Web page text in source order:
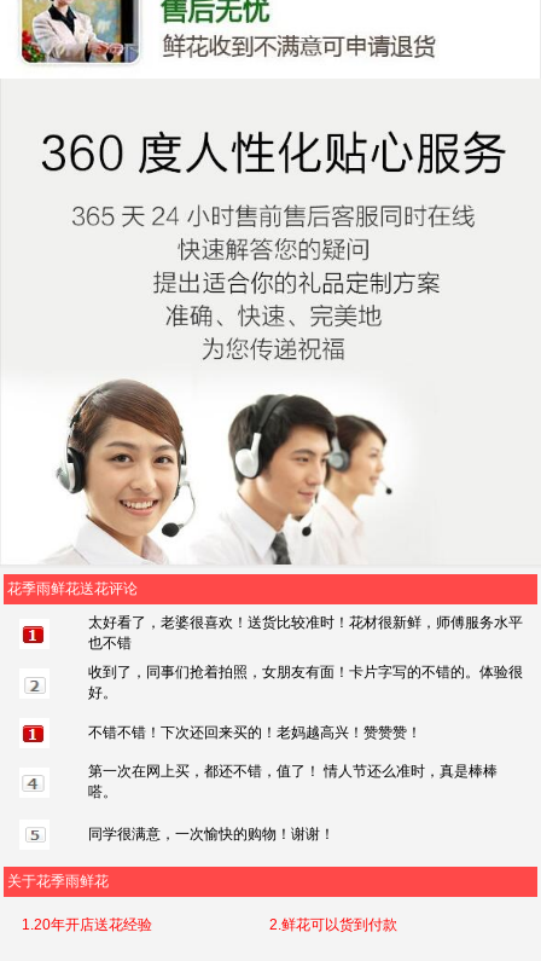
花季雨鲜花送花评论
太好看了，老婆很喜欢！送货比较准时！花材很新鲜，师傅服务水平
也不错
收到了，同事们抢着拍照，女朋友有面！卡片字写的不错的。体验很
好。
不错不错！下次还回来买的！老妈越高兴！赞赞赞！
第一次在网上买，都还不错，值了！ 情人节还么准时，真是棒棒
嗒。
同学很满意，一次愉快的购物！谢谢！
关于花季雨鲜花
1.20年开店送花经验 2.鲜花可以货到付款